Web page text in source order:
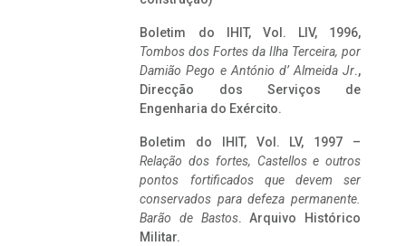
Boletim do IHIT, Vol. LIV, 1996,
Tombos dos Fortes da Ilha Terceira, por
Damião Pego e António d’ Almeida Jr.,
Direcção dos Serviços de
Engenharia do Exército.
Boletim do IHIT, Vol. LV, 1997 –
Relação dos fortes, Castellos e outros
pontos fortificados que devem ser
conservados para defeza permanente.
Barão de Bastos. Arquivo Histórico
Militar.